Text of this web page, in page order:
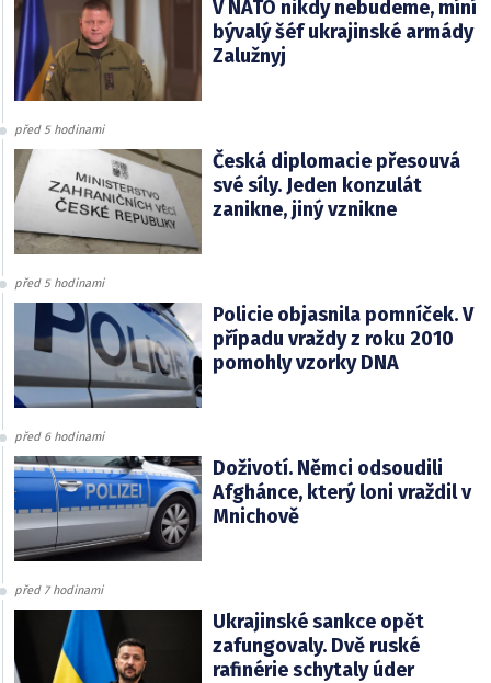
V NATO nikdy nebudeme, míní
bývalý šéf ukrajinské armády
Zalužnyj
před 5 hodinami
Česká diplomacie přesouvá
své síly. Jeden konzulát
zanikne, jiný vznikne
před 5 hodinami
Policie objasnila pomníček. V
případu vraždy z roku 2010
pomohly vzorky DNA
před 6 hodinami
Doživotí. Němci odsoudili
Afghánce, který loni vraždil v
Mnichově
před 7 hodinami
Ukrajinské sankce opět
zafungovaly. Dvě ruské
rafinérie schytaly úder